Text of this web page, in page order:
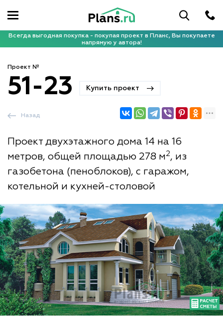
Всегда выгодная покупка - покупая проект в Планс, Вы покупаете
напрямую у автора!
Проект №
51-23 Купить проект
Проект двухэтажного дома 14 на 16
метров, общей площадью 278 м2, из
газобетона (пеноблоков), с гаражом,
котельной и кухней-столовой
Назад